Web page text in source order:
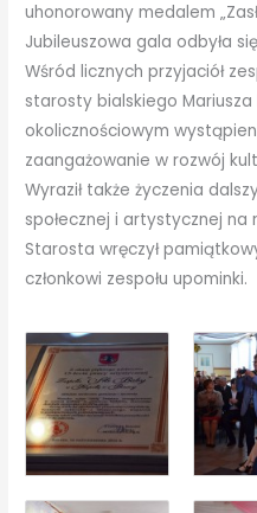
uhonorowany medalem
Jubileuszowa gala odbyła
Wśród licznych przyjaciół
starosty bialskiego
okolicznościowym
zaangażowanie w rozwój
Wyraził także życzenia
społecznej i artystycznej na
Starosta wręczył
członkowi zespołu upominki.